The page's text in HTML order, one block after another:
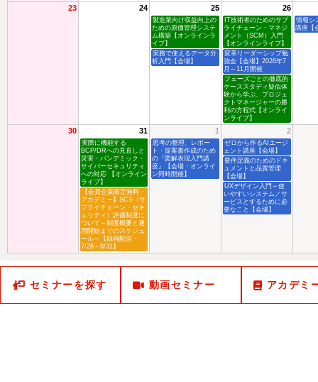
23 24 25 26
30 31 1 2
情報シ
講座【
製造業向け収益向上の
ための原価管理システ
ム構築【オンラインラ
イブ】
IT技術者のためのサプ
ライチェーン・マネジ
メント（SCM）入門
【オンラインライブ】
実務で使えるデータ分
析入門【会場】
変革リーダーシップ勉
強会【会場】2026年7
月～11月開催
フェーズごとの徹底的
ケーススタディ疑似体
験から学ぶ、プロジェ
クトマネージャーの勝
利の方程式【オンライ
ンライブ】
実際に機能する
BCP/DRへの見直しと
災害・パンデミック・
サイバーセキュリティ
への対応 【オンライン
ライブ】
思考の整理、レポー
ト・提案書作成のため
の『図解表現入門講
座』【会場・オンライ
ン同時開催】
ゼロから作るAIエージ
ェント講座【会場】
【会員企業限定無料・
アカデミー】SCS（サ
プライチェーン・セキ
ュリティ）評価制度に
ついて～制度概要と運
用開始までのスケジュ
ール～【録画配信・
7/28～8/31】
要件定義のためのドキ
ュメントと品質管理
【会場】
UXデザイン入門～使
いやすいシステム／サ
ービスとするために必
要なこと【会場】
セミナーを探す 動画セミナー アカデミ